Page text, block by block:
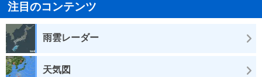
注目のコンテンツ
雨雲レーダー
天気図